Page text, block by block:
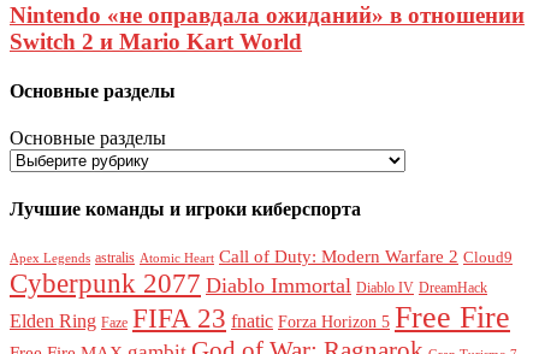
Nintendo «не оправдала ожиданий» в отношении
Switch 2 и Mario Kart World
Основные разделы
Основные разделы
Лучшие команды и игроки киберспорта
Apex Legends astralis Atomic Heart Call of Duty: Modern Warfare 2 Cloud9
Cyberpunk 2077 Diablo Immortal Diablo IV DreamHack
Elden Ring Faze FIFA 23 fnatic Forza Horizon 5 Free Fire